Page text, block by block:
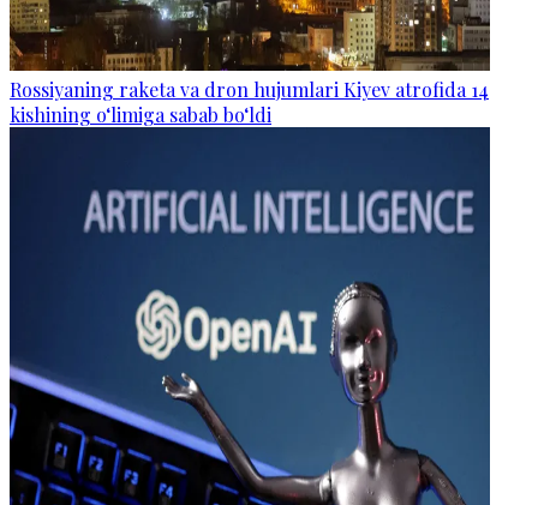
Rossiyaning raketa va dron hujumlari Kiyev atrofida 14
kishining o‘limiga sabab bo‘ldi